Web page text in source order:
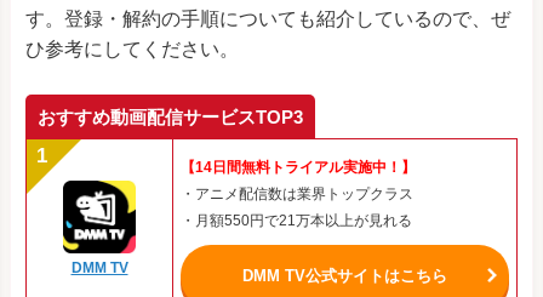
す。登録・解約の手順についても紹介しているので、ぜ
ひ参考にしてください。
おすすめ動画配信サービスTOP3
DMM TV
【14日間無料トライアル実施中！】
・アニメ配信数は業界トップクラス
・月額550円で21万本以上が見れる
DMM TV公式サイトはこちら